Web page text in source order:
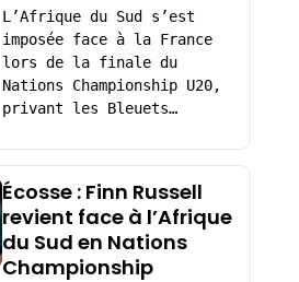
L’Afrique du Sud s’est
imposée face à la France
lors de la finale du
Nations Championship U20,
privant les Bleuets…
Écosse : Finn Russell
revient face à l’Afrique
du Sud en Nations
Championship